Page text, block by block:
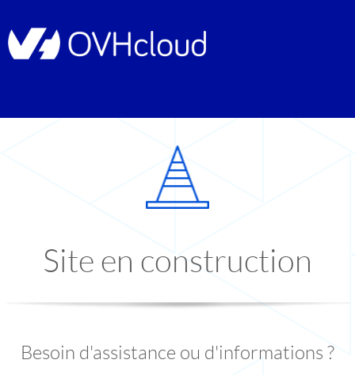
Site en construction
Besoin d'assistance ou d'informations ?